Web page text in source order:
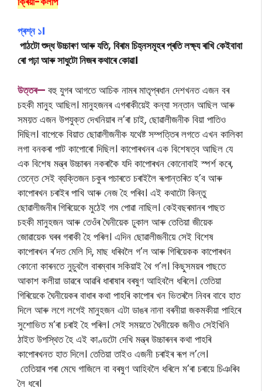
প্ৰশ্ন ১।
পাঠটো শুদ্ধ উচ্চাৰণ আৰু যতি, বিৰাম চিহ্নসমূহৰ প্ৰতি লক্ষ্য ৰাখি কেইবাবা
ৰো পঢ়া আৰু সাধুটো নিজৰ কথাৰে কোৱা।
উত্তৰ— বহু যুগৰ আগতে আচিক নামৰ মাতৃপ্ৰধান দেশখনত এজন বৰ
চহকী মানুহ আছিল। মানুহজনৰ এগৰাকীয়েই কন্যা সন্তান আছিল আৰু
সময়ত এজন উপযুক্ত দেখনিয়াৰ ল’ৰা চাই, ছোৱালীজনীক বিয়া পাতিও
দিছিল। বাপেকে বিয়াত ছোৱালীজনীক যথেষ্ট সম্পত্তিৰ লগতে এখন কালিকা
লগা বনকৰা পাট কাপোৰো দিছিল। কাপোৰখনৰ এক বিশেষত্ব আছিল যে
এক বিশেষ মন্ত্ৰ উচ্চাৰন নকৰাকৈ যদি কাপোৰখন কোনোবাই স্পৰ্শ কৰে,
তেন্তে সেই ব্যক্তিজন চকুৰ পচাৰতে চৰাইলৈ ৰূপান্তৰিত হ’ব আৰু
কাপোৰখন চৰাইৰ পাখি আৰু নেজ হৈ পৰিব। এই কথাটো কিন্তু
ছোৱালীজনীৰ গিৰিয়েকে মুঠেই গম পোৱা নাছিল। কেইবছৰমানৰ পাছত
চহকী মানুহজন আৰু তেওঁৰ ঘৈনীয়েক ঢুকাল আৰু তেতিয়া জীয়েক
জোৱায়েক ঘৰৰ গৰাকী হৈ পৰিল। এদিন ছোৱালীজনীয়ে সেই বিশেষ
কাপোৰখন ৰ’দত মেলি দি, মাছ ধৰিবলৈ গ’ল আৰু গিৰিয়েকক কাপোৰখন
কোনো কাৰনতে নুচুবলৈ বাৰম্বাৰ সকিয়াই থৈ গ’ল। কিছুসময়ৰ পাছতে
আকাশ কলীয়া ডাৱৰে আৱৰি ধাৰাষাৰ বৰষুণ আহিবলৈ ধৰিলে। তেতিয়া
গিৰিয়েকে ঘৈনীয়েকৰ বাধাৰ কথা পাহৰি কাপোৰ খন ভিতৰলৈ নিবৰ বাবে হাত
দিলে আৰু লগে লগেই মানুহজন এটা ডাঙৰ নানা বৰনীয়া জকমকীয়া পাহিৰে
সুশোভিত ম’ৰা চৰাই হৈ পৰিল। সেই সময়তে ঘৈনীয়েক জনীও সেইখিনি
ঠাইত উপস্থিত হৈ এই কাণ্ডটো দেখি মন্ত্ৰ উচ্চাৰনৰ কথা পাহৰি
কাপোৰখনত হাত দিলে। তেতিয়া তাইও এজনী চৰাইৰ ৰূপ ল’লে।
তেতিয়াৰ পৰা মেঘে গাজিলে বা বৰষুণ আহিবলৈ ধৰিলে ম’ৰা চৰায়ে চিঞৰিব
লৈ ধৰে।